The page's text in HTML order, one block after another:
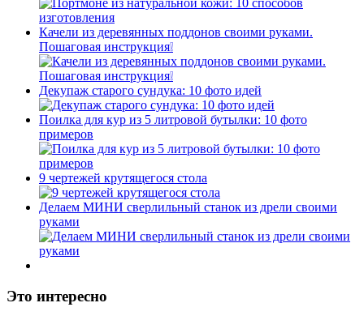
Качели из деревянных поддонов своими руками.
Пошаговая инструкция❕
Декупаж старого сундука: 10 фото идей
Поилка для кур из 5 литровой бутылки: 10 фото
примеров
9 чертежей крутящегося стола
Делаем МИНИ сверлильный станок из дрели своими
руками
Это интересно